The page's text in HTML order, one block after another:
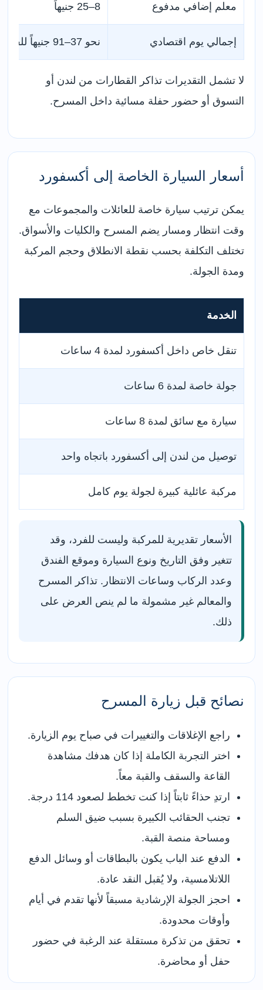
معلم إضافي مدفوع 8–25 جنيهاً
إجمالي يوم اقتصادي نحو 37–91 جنيهاً للفرد
لا تشمل التقديرات تذاكر القطارات من لندن أو
التسوق أو حضور حفلة مسائية داخل المسرح.
أسعار السيارة الخاصة إلى أكسفورد
يمكن ترتيب سيارة خاصة للعائلات والمجموعات مع
وقت انتظار ومسار يضم المسرح والكليات والأسواق.
تختلف التكلفة بحسب نقطة الانطلاق وحجم المركبة
ومدة الجولة.
الخدمة
تنقل خاص داخل أكسفورد لمدة 4 ساعات
جولة خاصة لمدة 6 ساعات
سيارة مع سائق لمدة 8 ساعات
توصيل من لندن إلى أكسفورد باتجاه واحد
مركبة عائلية كبيرة لجولة يوم كامل
الأسعار تقديرية للمركبة وليست للفرد، وقد
تتغير وفق التاريخ ونوع السيارة وموقع الفندق
وعدد الركاب وساعات الانتظار. تذاكر المسرح
والمعالم غير مشمولة ما لم ينص العرض على
ذلك.
نصائح قبل زيارة المسرح
راجع الإغلاقات والتغييرات في صباح يوم الزيارة.
اختر التجربة الكاملة إذا كان هدفك مشاهدة
القاعة والسقف والقبة معاً.
ارتدِ حذاءً ثابتاً إذا كنت تخطط لصعود 114 درجة.
تجنب الحقائب الكبيرة بسبب ضيق السلم
ومساحة منصة القبة.
الدفع عند الباب يكون بالبطاقات أو وسائل الدفع
اللاتلامسية، ولا يُقبل النقد عادة.
احجز الجولة الإرشادية مسبقاً لأنها تقدم في أيام
وأوقات محدودة.
تحقق من تذكرة مستقلة عند الرغبة في حضور
حفل أو محاضرة.